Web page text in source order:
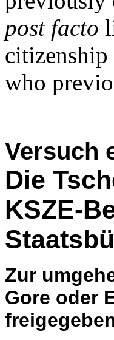
post facto
who
Versuch
Die
KSZE-
Zur
Gore oder